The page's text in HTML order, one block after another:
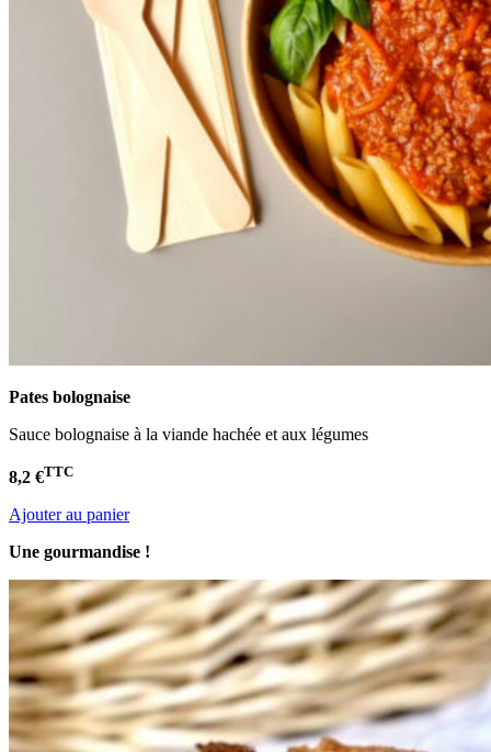
Pates bolognaise
Sauce bolognaise à la viande hachée et aux légumes
8,2 €TTC
Ajouter au panier
Une gourmandise !